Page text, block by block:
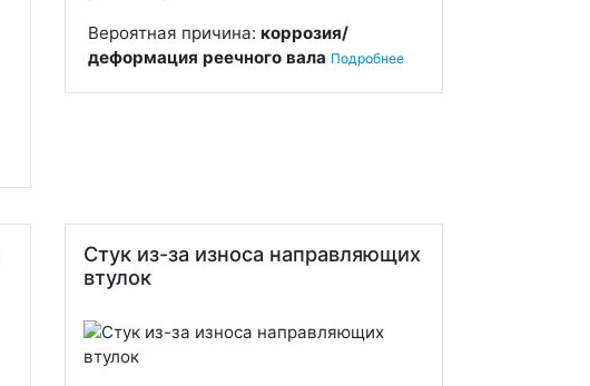
Вероятная причина: коррозия/
деформация реечного вала Подробнее
Стук из-за износа направляющих
втулок